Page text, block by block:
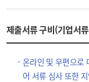
제출서류 구비(기업서
온라인 및 우편으로
어 서류 심사 또한